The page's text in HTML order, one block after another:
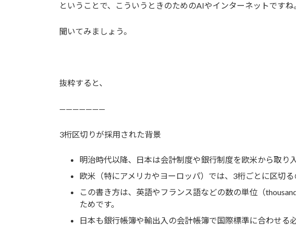
ということで、こういうときのためのAIやインターネットですね
聞いてみましょう。
抜粋すると、
———————
3桁区切りが採用された背景
明治時代以降、日本は会計制度や銀行制度を欧米から取り
欧米（特にアメリカやヨーロッパ）では、3桁ごとに区切る
この書き方は、英語やフランス語などの数の単位（
ためです。
日本も銀行帳簿や輸出入の会計帳簿で国際標準に合わせる